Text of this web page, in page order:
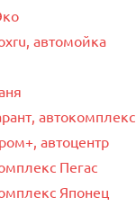
автомойка
автокомплекс
автоцентр
Пегас
Японец